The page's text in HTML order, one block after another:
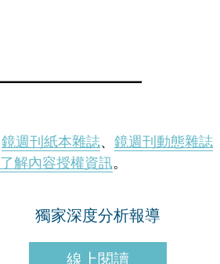
鏡週刊紙本雜誌、 鏡週刊動態雜誌
了解內容授權資訊。
獨家深度分析報導
線上閱讀